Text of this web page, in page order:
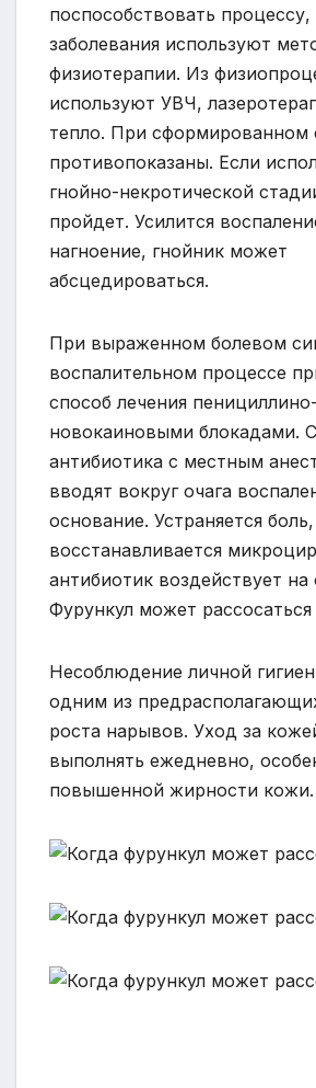
поспособствовать процессу,
заболевания используют
физиотерапии. Из
используют УВЧ,
тепло. При сформированном
противопоказаны. Если
гнойно-некротической
пройдет. Усилится
нагноение, гнойник может
абсцедироваться.
При выраженном болевом
воспалительном процессе
способ лечения пенициллино-
новокаиновыми блокадами.
антибиотика с местным
вводят вокруг очага
основание. Устраняется боль,
восстанавливается
антибиотик воздействует на
Фурункул может рассосаться
Несоблюдение личной
одним из
роста нарывов. Уход за
выполнять ежедневно,
повышенной жирности кожи.